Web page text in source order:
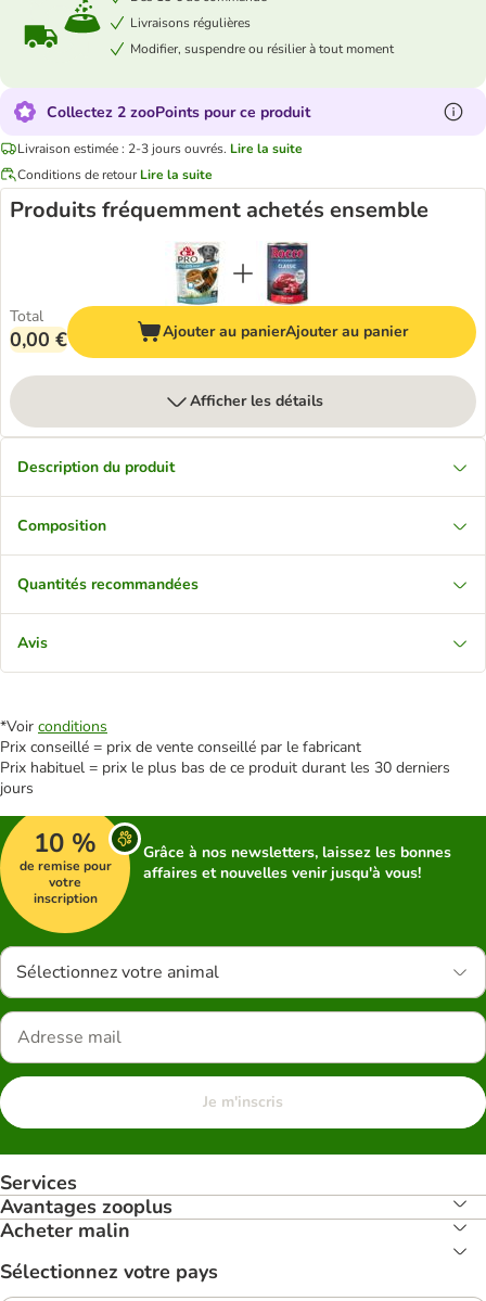
Livraisons régulières
Modifier, suspendre ou résilier à tout moment
Collectez 2 zooPoints pour ce produit
Livraison estimée : 2-3 jours ouvrés. Lire la suite
Conditions de retour Lire la suite
Produits fréquemment achetés ensemble
Total
0,00 € Ajouter au panierAjouter au panier
Afficher les détails
Description du produit
Composition
Quantités recommandées
Avis
*Voir conditions
Prix conseillé = prix de vente conseillé par le fabricant
Prix habituel = prix le plus bas de ce produit durant les 30 derniers
jours
10 %
de remise pour
votre
inscription
Grâce à nos newsletters, laissez les bonnes
affaires et nouvelles venir jusqu'à vous!
Sélectionnez votre animal
Je m'inscris
Services
Avantages zooplus
Acheter malin
Sélectionnez votre pays